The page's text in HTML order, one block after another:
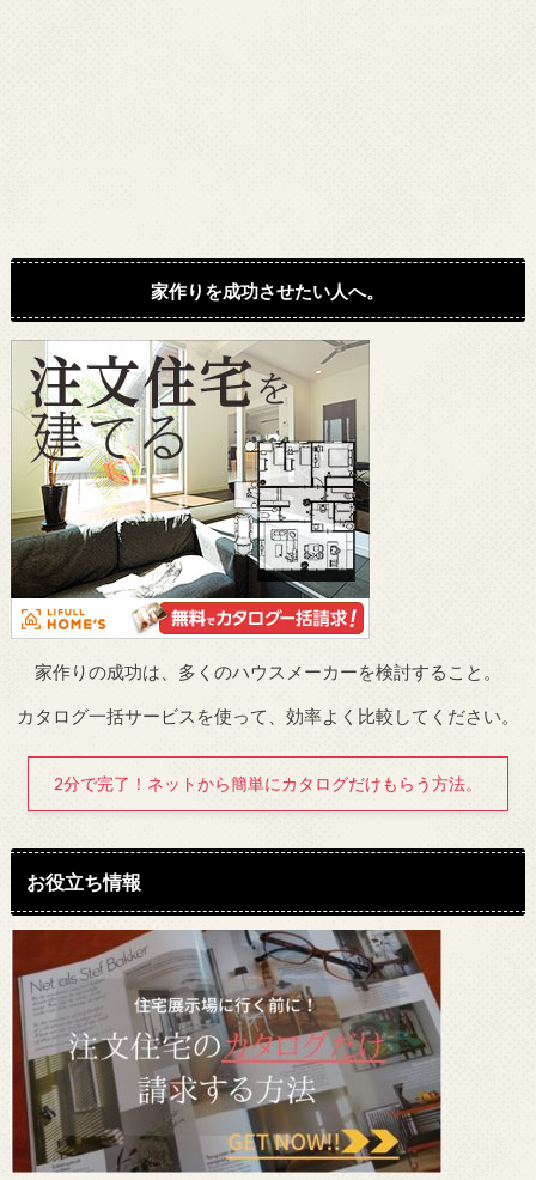
家作りを成功させたい人へ。
家作りの成功は、多くのハウスメーカーを検討すること。
カタログ一括サービスを使って、効率よく比較してください。
2分で完了！ネットから簡単にカタログだけもらう方法。
お役立ち情報